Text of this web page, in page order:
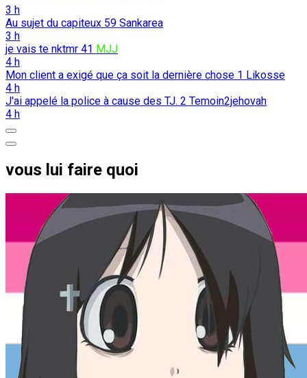
3 h
Au sujet du capiteux 59 Sankarea
3 h
je vais te nktmr 41 MJJ
4 h
Mon client a exigé que ça soit la dernière chose 1 Likosse
4 h
J'ai appelé la police à cause des TJ. 2 Temoin2jehovah
4 h
vous lui faire quoi